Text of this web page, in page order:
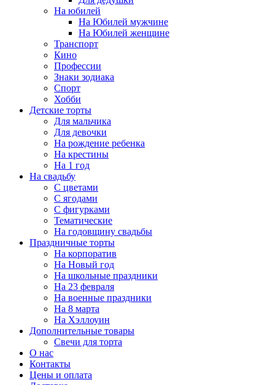
На юбилей
На Юбилей мужчине
На Юбилей женщине
Транспорт
Кино
Профессии
Знаки зодиака
Спорт
Хобби
Детские торты
Для мальчика
Для девочки
На рождение ребенка
На крестины
На 1 год
На свадьбу
С цветами
С ягодами
С фигурками
Тематические
На годовщину свадьбы
Праздничные торты
На корпоратив
На Новый год
На школьные праздники
На 23 февраля
На военные праздники
На 8 марта
На Хэллоуин
Дополнительные товары
Свечи для торта
О нас
Контакты
Цены и оплата